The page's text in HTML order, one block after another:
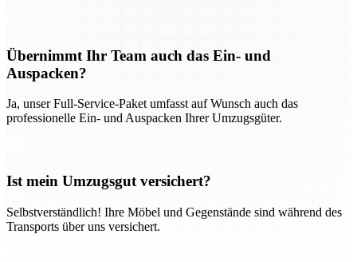
Übernimmt Ihr Team auch das Ein- und
Auspacken?
Ja, unser Full-Service-Paket umfasst auf Wunsch auch das
professionelle Ein- und Auspacken Ihrer Umzugsgüter.
Ist mein Umzugsgut versichert?
Selbstverständlich! Ihre Möbel und Gegenstände sind während des
Transports über uns versichert.